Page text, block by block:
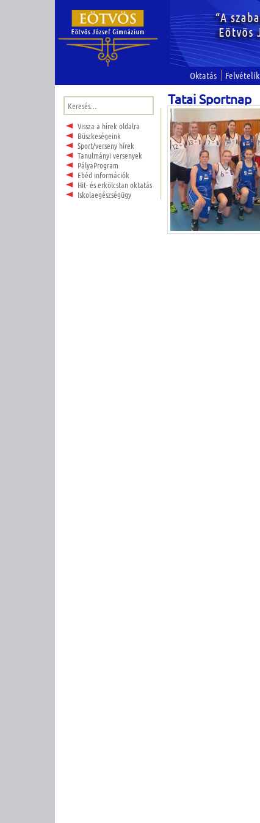
Oktatás Felvételik
Keresés:
Vissza a hírek oldalra
Büszkeségeink
Sport/verseny hírek
Tanulmányi versenyek
PályaProgram
Ebéd információk
Hit- és erkölcstan oktatás
Iskolaegészségügy
Tatai Sportnap